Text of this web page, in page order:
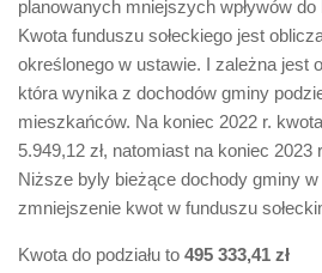
planowanych mniejszych wpływów do
Kwota funduszu sołeckiego jest
określonego w ustawie. I zależna jest
która wynika z dochodów gminy
mieszkańców. Na koniec 2022 r.
5.949,12 zł, natomiast na koniec 2023
Niższe byly bieżące dochody gminy
zmniejszenie kwot w funduszu
Kwota do podziału to 495 333,41 zł